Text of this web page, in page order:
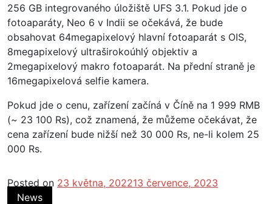
256 GB integrovaného úložiště UFS 3.1. Pokud jde o
fotoaparáty, Neo 6 v Indii se očekává, že bude
obsahovat 64megapixelový hlavní fotoaparát s OIS,
8megapixelový ultraširokoúhlý objektiv a
2megapixelový makro fotoaparát. Na přední straně je
16megapixelová selfie kamera.
Pokud jde o cenu, zařízení začíná v Číně na 1 999 RMB
(~ 23 100 Rs), což znamená, že můžeme očekávat, že
cena zařízení bude nižší než 30 000 Rs, ne-li kolem 25
000 Rs.
Posted on 23 května, 202213 července, 2023
News